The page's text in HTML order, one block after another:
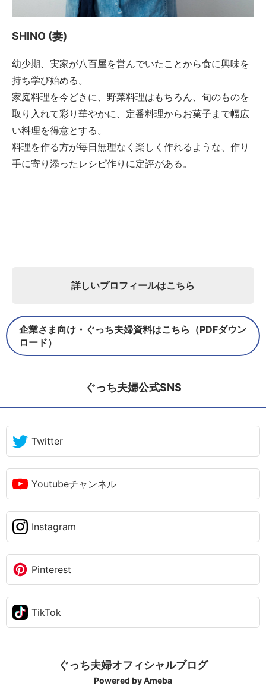
SHINO (妻)
幼少期、実家が八百屋を営んでいたことから食に興味を
持ち学び始める。
家庭料理を今どきに、野菜料理はもちろん、旬のものを
取り入れて彩り華やかに、定番料理からお菓子まで幅広
い料理を得意とする。
料理を作る方が毎日無理なく楽しく作れるような、作り
手に寄り添ったレシピ作りに定評がある。
詳しいプロフィールはこちら
企業さま向け・ぐっち夫婦資料はこちら（PDFダウン
ロード）
ぐっち夫婦公式SNS
Twitter
Youtubeチャンネル
Instagram
Pinterest
TikTok
ぐっち夫婦オフィシャルブログ
Powered by Ameba